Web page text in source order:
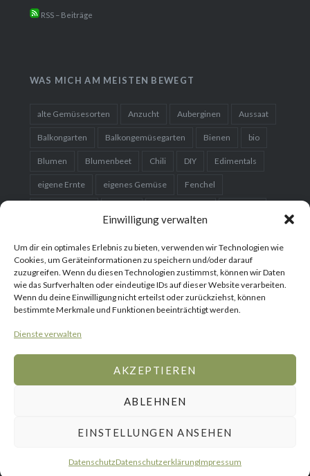
Einwilligung verwalten
Um dir ein optimales Erlebnis zu bieten, verwenden wir Technologien wie
Cookies, um Geräteinformationen zu speichern und/oder darauf
zuzugreifen. Wenn du diesen Technologien zustimmst, können wir Daten
wie das Surfverhalten oder eindeutige IDs auf dieser Website verarbeiten.
Wenn du deine Einwilligung nicht erteilst oder zurückziehst, können
bestimmte Merkmale und Funktionen beeinträchtigt werden.
Dienste verwalten
AKZEPTIEREN
ABLEHNEN
EINSTELLUNGEN ANSEHEN
DatenschutzDatenschutzerklärungImpressum
RSS – Beiträge
WAS MICH AM MEISTEN BEWEGT
alte Gemüsesorten Anzucht Auberginen Aussaat
Balkongarten Balkongemüsegarten Bienen bio
Blumen Blumenbeet Chili DIY Edimentals
eigene Ernte eigenes Gemüse Fenchel
Hochbeet Karotten Kartoffeln Kleingarten
Kohl Kräuter Kürbis nachhaltig Obst
Obstbaum Organic Paprika Permakultur
Rezepte
mich
PTest192876